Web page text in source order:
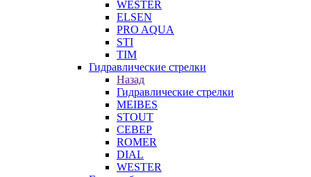
WESTER
ELSEN
PRO AQUA
STI
TIM
Гидравлические стрелки
Назад
Гидравлические стрелки
MEIBES
STOUT
СЕВЕР
ROMER
DIAL
WESTER